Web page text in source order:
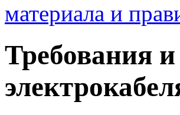
материала и
Требования